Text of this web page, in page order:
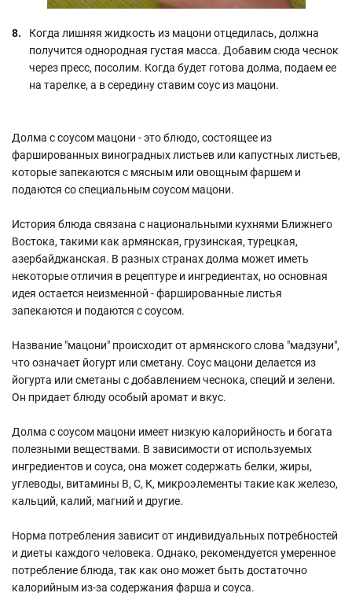
Когда лишняя жидкость из мацони отцедилась, должна
получится однородная густая масса. Добавим сюда чеснок
через пресс, посолим. Когда будет готова долма, подаем ее
на тарелке, а в середину ставим соус из мацони.
Долма с соусом мацони - это блюдо, состоящее из
фаршированных виноградных листьев или капустных листьев,
которые запекаются с мясным или овощным фаршем и
подаются со специальным соусом мацони.
История блюда связана с национальными кухнями Ближнего
Востока, такими как армянская, грузинская, турецкая,
азербайджанская. В разных странах долма может иметь
некоторые отличия в рецептуре и ингредиентах, но основная
идея остается неизменной - фаршированные листья
запекаются и подаются с соусом.
Название "мацони" происходит от армянского слова "мадзуни",
что означает йогурт или сметану. Соус мацони делается из
йогурта или сметаны с добавлением чеснока, специй и зелени.
Он придает блюду особый аромат и вкус.
Долма с соусом мацони имеет низкую калорийность и богата
полезными веществами. В зависимости от используемых
ингредиентов и соуса, она может содержать белки, жиры,
углеводы, витамины В, С, К, микроэлементы такие как железо,
кальций, калий, магний и другие.
Норма потребления зависит от индивидуальных потребностей
и диеты каждого человека. Однако, рекомендуется умеренное
потребление блюда, так как оно может быть достаточно
калорийным из-за содержания фарша и соуса.